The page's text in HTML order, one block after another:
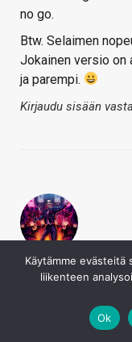
no go.
Btw. Selaimen
Jokainen versio on
ja parempi.
Kirjaudu sisään
Ultros
28.9.2017
Edge oli tuossa
kuukautta ollut
Käytämme evästeitä
liikenteen
Ok